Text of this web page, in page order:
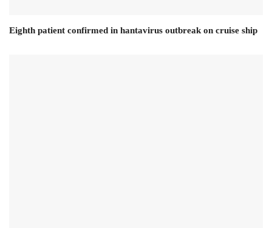
Eighth patient confirmed in hantavirus outbreak on cruise ship